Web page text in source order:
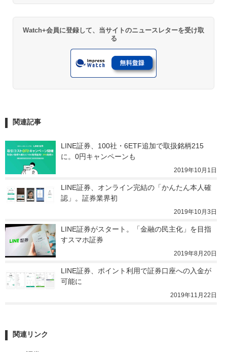
Watch+会員に登録して、当サイトのニュースレターを受け取
る
関連記事
LINE証券、100社・6ETF追加で取扱銘柄215
に。0円キャンペーンも
2019年10月1日
LINE証券、オンライン完結の「かんたん本人確
認」。証券業界初
2019年10月3日
LINE証券がスタート。「金融の民主化」を目指
すスマホ証券
2019年8月20日
LINE証券、ポイント利用で証券口座への入金が
可能に
2019年11月22日
関連リンク